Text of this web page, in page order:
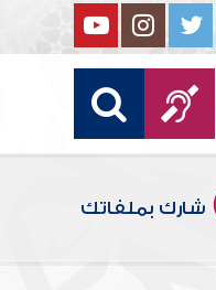
شارك بملفاتك